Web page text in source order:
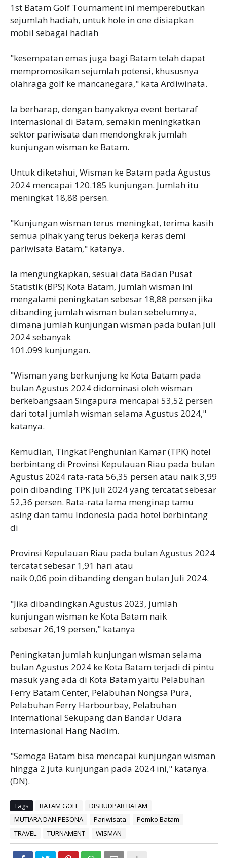
1st Batam Golf Tournament ini memperebutkan
sejumlah hadiah, untuk hole in one disiapkan
mobil sebagai hadiah
"kesempatan emas juga bagi Batam telah dapat
mempromosikan sejumlah potensi, khususnya
olahraga golf ke mancanegara," kata Ardiwinata.
Ia berharap, dengan banyaknya event bertaraf
internasional di Batam, semakin meningkatkan
sektor pariwisata dan mendongkrak jumlah
kunjungan wisman ke Batam.
Untuk diketahui, Wisman ke Batam pada Agustus
2024 mencapai 120.185 kunjungan. Jumlah itu
meningkat 18,88 persen.
"Kunjungan wisman terus meningkat, terima kasih
semua pihak yang terus bekerja keras demi
pariwisata Batam," katanya.
Ia mengungkapkan, sesuai data Badan Pusat
Statistik (BPS) Kota Batam, jumlah wisman ini
mengalami peningkatan sebesar 18,88 persen jika
dibanding jumlah wisman bulan sebelumnya,
dimana jumlah kunjungan wisman pada bulan Juli
2024 sebanyak
101.099 kunjungan.
"Wisman yang berkunjung ke Kota Batam pada
bulan Agustus 2024 didominasi oleh wisman
berkebangsaan Singapura mencapai 53,52 persen
dari total jumlah wisman selama Agustus 2024,"
katanya.
Kemudian, Tingkat Penghunian Kamar (TPK) hotel
berbintang di Provinsi Kepulauan Riau pada bulan
Agustus 2024 rata-rata 56,35 persen atau naik 3,99
poin dibanding TPK Juli 2024 yang tercatat sebesar
52,36 persen. Rata-rata lama menginap tamu
asing dan tamu Indonesia pada hotel berbintang
di
Provinsi Kepulauan Riau pada bulan Agustus 2024
tercatat sebesar 1,91 hari atau
naik 0,06 poin dibanding dengan bulan Juli 2024.
"Jika dibandingkan Agustus 2023, jumlah
kunjungan wisman ke Kota Batam naik
sebesar 26,19 persen," katanya
Peningkatan jumlah kunjungan wisman selama
bulan Agustus 2024 ke Kota Batam terjadi di pintu
masuk yang ada di Kota Batam yaitu Pelabuhan
Ferry Batam Center, Pelabuhan Nongsa Pura,
Pelabuhan Ferry Harbourbay, Pelabuhan
International Sekupang dan Bandar Udara
Internasional Hang Nadim.
"Semoga Batam bisa mencapai kunjungan wisman
hingga 2 juta kunjungan pada 2024 ini," katanya.
(DN).
Tags BATAM GOLF
DISBUDPAR BATAM
MUTIARA DAN PESONA
Pariwisata
Pemko Batam
TRAVEL
TURNAMENT WISMAN